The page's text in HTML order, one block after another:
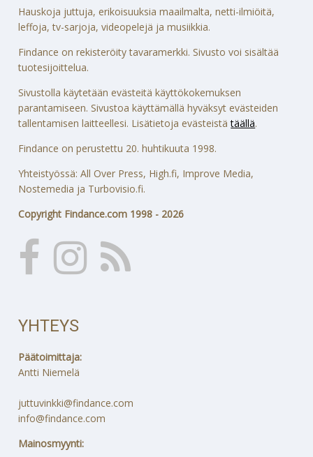
Hauskoja juttuja, erikoisuuksia maailmalta, netti-ilmiöitä,
leffoja, tv-sarjoja, videopelejä ja musiikkia.
Findance on rekisteröity tavaramerkki. Sivusto voi sisältää
tuotesijoittelua.
Sivustolla käytetään evästeitä käyttökokemuksen
parantamiseen. Sivustoa käyttämällä hyväksyt evästeiden
tallentamisen laitteellesi. Lisätietoja evästeistätäällä.
Findance on perustettu 20. huhtikuuta 1998.
Yhteistyössä: All Over Press, High.fi, Improve Media,
Nostemedia ja Turbovisio.fi.
Copyright Findance.com 1998 - 2026
YHTEYS
Päätoimittaja:
Antti Niemelä
juttuvinkki@findance.com
info@findance.com
Mainosmyynti: